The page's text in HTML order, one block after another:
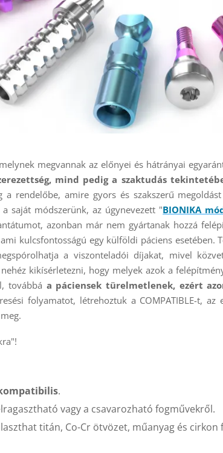
megvannak az előnyei és hátrányai
mind pedig a szaktudás
a rendelőbe, amire gyors és szakszerű
saját módszerünk, az úgynevezett "BIONIKA
azonban már nem gyártanak hozzá
kulcsfontosságú egy külföldi páciens esetében.
a viszonteladói díjakat, mivel
kikísérletezni, hogy melyek azok a
továbbá a páciensek türelmetlenek, ezért
folyamatot, létrehoztuk a COMPATIBLE-t, az
.
vagy a csavarozható fogművekről.
titán, Co-Cr ötvözet, műanyag és cirkon